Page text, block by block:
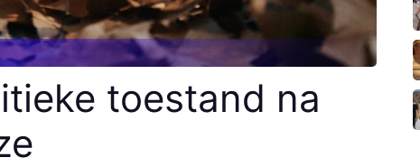
toestand na